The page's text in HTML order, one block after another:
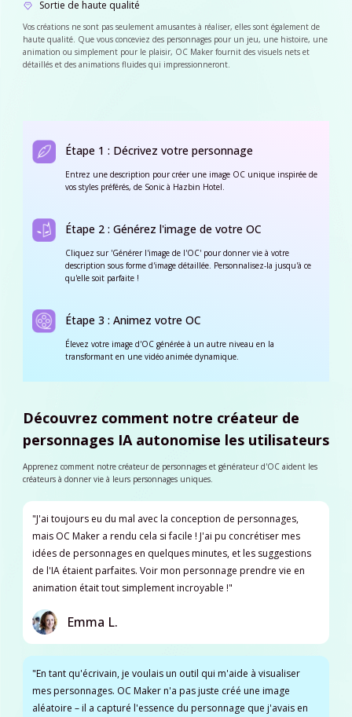
Sortie de haute qualité
Vos créations ne sont pas seulement amusantes à réaliser, elles sont également de
haute qualité. Que vous conceviez des personnages pour un jeu, une histoire, une
animation ou simplement pour le plaisir, OC Maker fournit des visuels nets et
détaillés et des animations fluides qui impressionneront.
Étape 1 : Décrivez votre personnage
Entrez une description pour créer une image OC unique inspirée de
vos styles préférés, de Sonic à Hazbin Hotel.
Étape 2 : Générez l'image de votre OC
Cliquez sur 'Générer l'image de l'OC' pour donner vie à votre
description sous forme d'image détaillée. Personnalisez-la jusqu'à ce
qu'elle soit parfaite !
Étape 3 : Animez votre OC
Élevez votre image d'OC générée à un autre niveau en la
transformant en une vidéo animée dynamique.
Découvrez comment notre créateur de
personnages IA autonomise les utilisateurs
Apprenez comment notre créateur de personnages et générateur d'OC aident les
créateurs à donner vie à leurs personnages uniques.
"J'ai toujours eu du mal avec la conception de personnages,
mais OC Maker a rendu cela si facile ! J'ai pu concrétiser mes
idées de personnages en quelques minutes, et les suggestions
de l'IA étaient parfaites. Voir mon personnage prendre vie en
animation était tout simplement incroyable !"
Emma L.
"En tant qu'écrivain, je voulais un outil qui m'aide à visualiser
mes personnages. OC Maker n'a pas juste créé une image
aléatoire – il a capturé l'essence du personnage que j'avais en